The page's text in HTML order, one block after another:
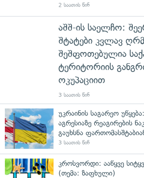
2 საათის წინ
აშშ-ის საელჩო:
შტატები კვლავ
შეშფოთებულია
ტერიტორიის
ოკუპაციით
3 საათის წინ
უკრაინის საგარეო
აგრესიაზე რეაგირების
გაუხსნა
3 საათის წინ
კროსვორდი: ააწყვე
(თემა: ზაფხული)